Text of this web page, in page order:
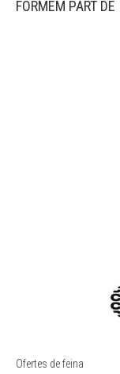
FORMEM PART DE
Ofertes de feina